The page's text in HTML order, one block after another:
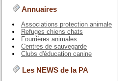
Annuaires
Associations protection animale
Refuges chiens chats
Fourrières animales
Centres de sauvegarde
Clubs d'éducation canine
Les NEWS de la PA